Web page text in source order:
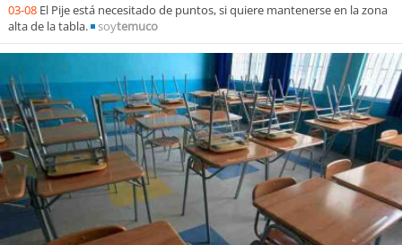
03-08 El Pije está necesitado de puntos, si quiere mantenerse en la zona
alta de la tabla.
soytemuco